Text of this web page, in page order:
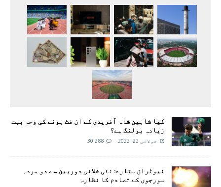
کیا شاہین شاہ آفریدی کے ان فٹ ہونے کی وجہ بہت
زیادہ بولنگ ہے؟
جولائی 22, 2022 30,288
نیوٹران ستارے: نئی خلائی دوربین سے دو مردہ
سورجوں کے تصادم کا نظارہ